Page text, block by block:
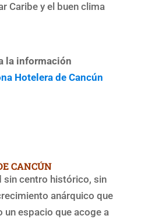
Caribe y el buen clima
la información
Hotelera de Cancún
CANCÚN
sin centro histórico, sin
anárquico que
espacio que acoge a